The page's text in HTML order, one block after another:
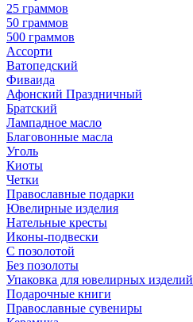
25 граммов
50 граммов
500 граммов
Ассорти
Ватопедский
Фиваида
Афонский Праздничный
Братский
Лампадное масло
Благовонные масла
Уголь
Киоты
Четки
Православные подарки
Ювелирные изделия
Нательные кресты
Иконы-подвески
С позолотой
Без позолоты
Упаковка для ювелирных изделий
Подарочные книги
Православные сувениры